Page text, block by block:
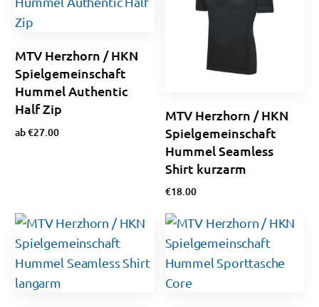
MTV Herzhorn / HKN
Spielgemeinschaft
Hummel Authentic
Half Zip
ab€27.00
MTV Herzhorn / HKN
Spielgemeinschaft
Hummel Seamless
Shirt kurzarm
€18.00
Ausführung wählen